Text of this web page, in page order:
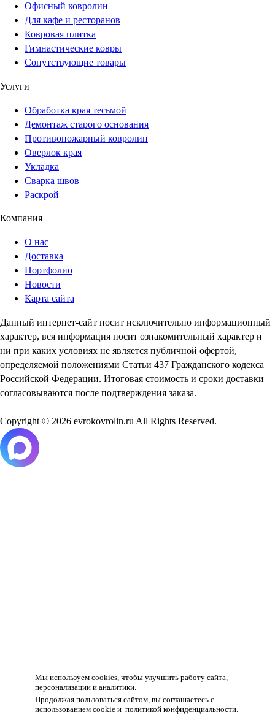
Мы используем cookies, чтобы улучшить работу сайта,
персонализации и аналитики.
Продолжая пользоваться сайтом, вы соглашаетесь с
использованием cookie и политикой конфиденциальности.
Офисный ковролин
Для кафе и ресторанов
Ковровая плитка
Гимнастические ковры
Сопутствующие товары
Услуги
Обработка края тесьмой
Демонтаж старого основания
Противопожарный ковролин
Оверлок края
Укладка
Сварка швов
Раскрой
Компания
О нас
Доставка
Портфолио
Новости
Карта сайта
Данный интернет-сайт носит исключительно информационный
характер, вся информация носит ознакомительный характер и
ни при каких условиях не является публичной офертой,
определяемой положениями Статьи 437 Гражданского кодекса
Российской Федерации. Итоговая стоимость и сроки доставки
согласовываются после подтверждения заказа.
Copyright © 2026 evrokovrolin.ru All Rights Reserved.